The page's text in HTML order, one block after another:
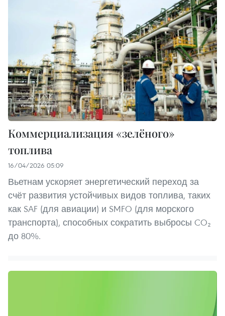
Коммерциализация «зелёного»
топлива
16/04/2026 05:09
Вьетнам ускоряет энергетический переход за
счёт развития устойчивых видов топлива, таких
как SAF (для авиации) и SMFO (для морского
транспорта), способных сократить выбросы CO₂
до 80%.